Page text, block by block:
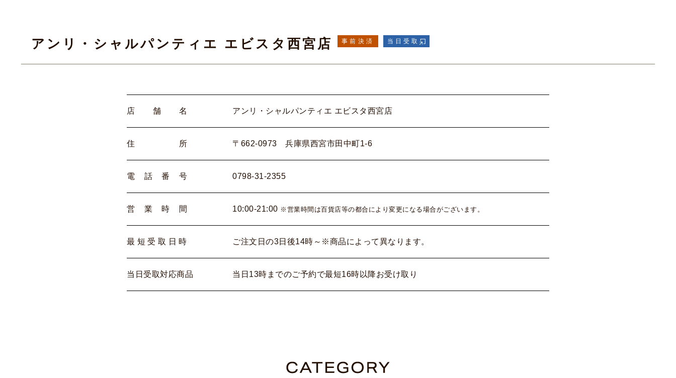
アンリ・シャルパンティエ エビスタ西宮店 事前決済 当日受取
店 舗 名 アンリ・シャルパンティエ エビスタ西宮店
住 所 〒662-0973 兵庫県西宮市田中町1-6
電 話 番 号 0798-31-2355
営 業 時 間 10:00-21:00 ※営業時間は百貨店等の都合により変更になる場合がございます。
最 短 受 取 日 時 ご注文日の3日後14時～※商品によって異なります。
当 日 受取対応商品 当日13時までのご予約で最短16時以降お受け取り